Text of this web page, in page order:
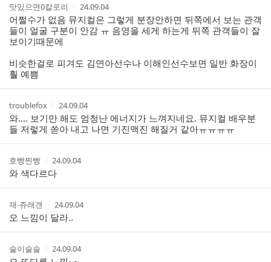
작
성
자
맛있으면0칼로리
작
성
시
간
24.09.04
어쩔수가 없음 뮤지컬은 그렇게 분장안하면 뒤쪽에서 보는 관객
들이 얼굴 구분이 안감 ㅠ 음영을 세게 하는게 뒤쪽 관객들이 잘
보이기때문에
비슷한걸로 피겨도 김연아선수나 이해인선수보면 일반 화장이
훨 예쁨
작
성
자
troublefox
작
성
시
간
24.09.04
와.... 보기만 해도 엄청난 에너지가 느껴지네요. 뮤지컬 배우분
들 저렇게 쏟아 내고 나면 기진맥진 해질거 같아ㅠㅠㅠㅠ
작
성
자
호빵찐빵
작
성
시
간
24.09.04
와 색다르다
작
성
자
재-쥬래갠
작
성
시
간
24.09.04
오 느낌이 달라..
작
성
술이술술
작
성
24.09.04